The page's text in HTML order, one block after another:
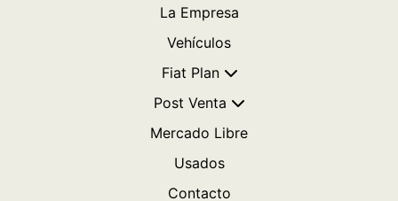
La Empresa
Vehículos
Fiat Plan
Post Venta
Mercado Libre
Usados
Contacto